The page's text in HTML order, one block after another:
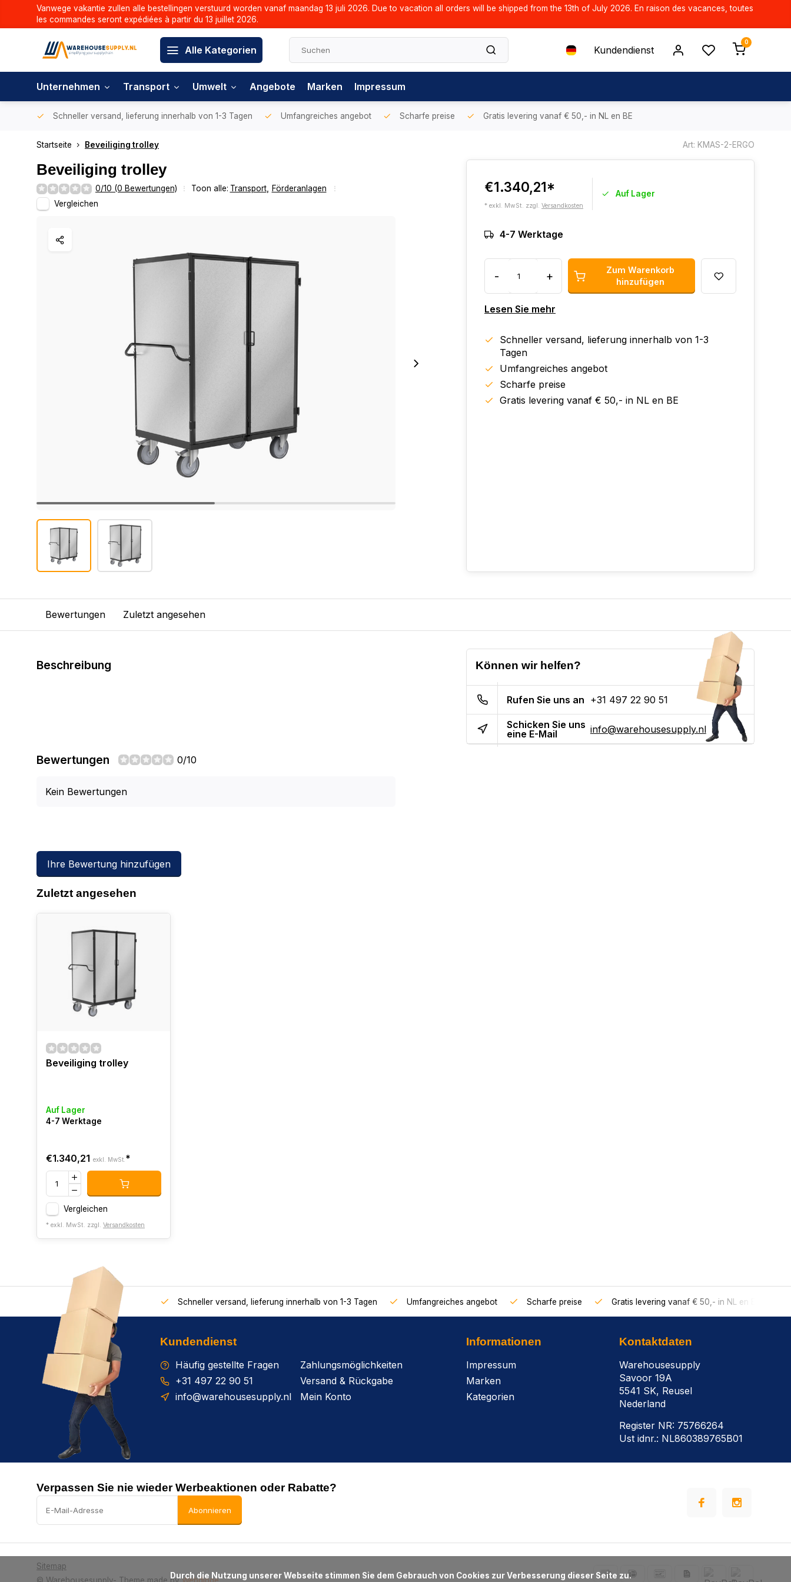
Vanwege vakantie zullen alle bestellingen verstuurd worden vanaf maandag 13 juli 2026. Due to vacation all orders will be shipped from the 13th of July 2026. En raison des vacances, toutes
les commandes seront expédiées à partir du 13 juillet 2026.
Alle Kategorien Kundendienst
0
Unternehmen Transport Umwelt Angebote Marken Impressum
Schneller versand, lieferung innerhalb von 1-3 Tagen Umfangreiches angebot Scharfe preise Gratis levering vanaf € 50,- in NL en BE
Startseite Beveiliging trolley Art: KMAS-2-ERGO
Beveiliging trolley
0/10 (0 Bewertungen) Toon alle: Transport,
Förderanlagen
Vergleichen
€1.340,21*
* exkl. MwSt. zzgl. Versandkosten
Auf Lager
4-7 Werktage
- +
Zum Warenkorb
hinzufügen
Lesen Sie mehr
Schneller versand, lieferung innerhalb von 1-3
Tagen
Umfangreiches angebot
Scharfe preise
Gratis levering vanaf € 50,- in NL en BE
Bewertungen Zuletzt angesehen
Beschreibung
Bewertungen 0/10
Kein Bewertungen
Ihre Bewertung hinzufügen
Können wir helfen?
Rufen Sie uns an +31 497 22 90 51
Schicken Sie uns
eine E-Mail
info@warehousesupply.nl
Zuletzt angesehen
Beveiliging trolley
Auf Lager
4-7 Werktage
€1.340,21 exkl. MwSt. *
Vergleichen
* exkl. MwSt. zzgl. Versandkosten
Schneller versand, lieferung innerhalb von 1-3 Tagen Umfangreiches angebot Scharfe preise Gratis levering vanaf € 50,- in NL en BE
Kundendienst
Häufig gestellte Fragen
+31 497 22 90 51
info@warehousesupply.nl
Zahlungsmöglichkeiten
Versand & Rückgabe
Mein Konto
Informationen
Impressum
Marken
Kategorien
Kontaktdaten
Warehousesupply
Savoor 19A
5541 SK, Reusel
Nederland
Register NR: 75766264
Ust idnr.: NL860389765B01
Verpassen Sie nie wieder Werbeaktionen oder Rabatte?
Abonnieren
Sitemap
      Durch die Nutzung unserer Webseite stimmen Sie dem Gebrauch von Cookies zur Verbesserung dieser Seite zu.